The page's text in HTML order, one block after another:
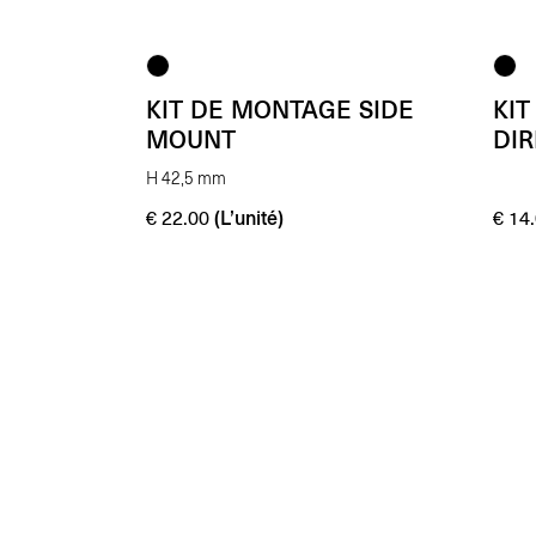
KIT DE MONTAGE SIDE
MOUNT
H 42,5 mm
€ 22.00 (L’unité) €